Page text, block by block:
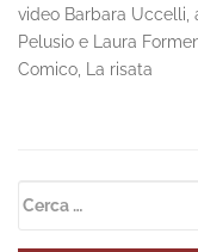
video Barbara Uccelli,
Pelusio e Laura
Comico, La risata
Sidebar